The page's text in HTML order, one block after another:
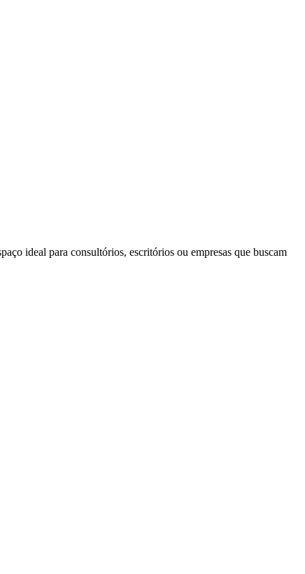
ideal para consultórios, escritórios ou empresas que buscam